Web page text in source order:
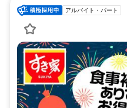
アルバイト・パート